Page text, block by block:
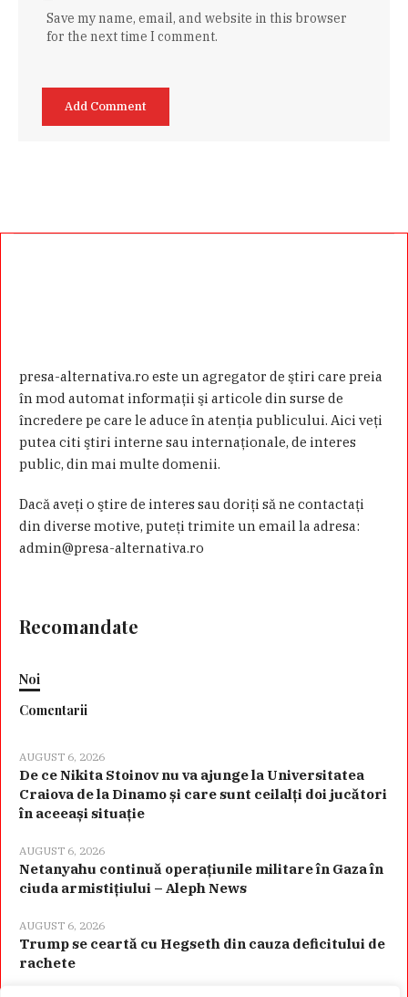
Save my name, email, and website in this browser
for the next time I comment.
presa-alternativa.ro este un agregator de ştiri care preia
în mod automat informaţii şi articole din surse de
încredere pe care le aduce în atenţia publicului. Aici veţi
putea citi ştiri interne sau internaţionale, de interes
public, din mai multe domenii.
Dacă aveţi o ştire de interes sau doriţi să ne contactaţi
din diverse motive, puteţi trimite un email la adresa:
admin@presa-alternativa.ro
Recomandate
Noi
Comentarii
AUGUST 6, 2026
De ce Nikita Stoinov nu va ajunge la Universitatea
Craiova de la Dinamo și care sunt ceilalți doi jucători
în aceeași situație
AUGUST 6, 2026
Netanyahu continuă operațiunile militare în Gaza în
ciuda armistițiului – Aleph News
AUGUST 6, 2026
Trump se ceartă cu Hegseth din cauza deficitului de
rachete